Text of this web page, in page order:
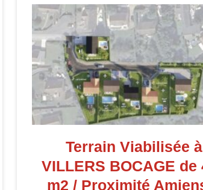
Terrain Viabilisée à
VILLERS BOCAGE de
m2 / Proximité